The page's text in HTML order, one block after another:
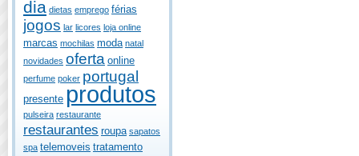
dia dietas emprego férias
jogos lar licores loja online
marcas mochilas moda natal
novidades oferta online
perfume poker portugal
presente produtos
pulseira restaurante
restaurantes roupa sapatos
spa telemoveis tratamento